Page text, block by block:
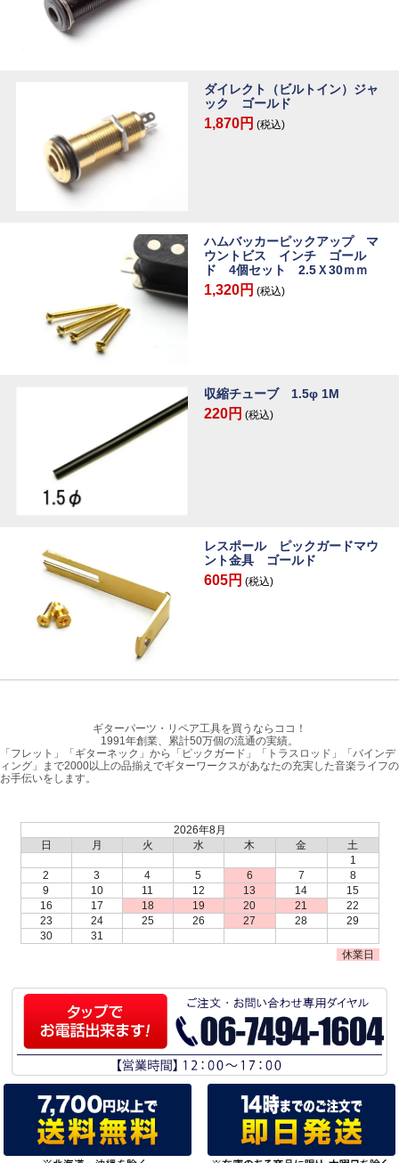
ダイレクト（ビルトイン）ジャ
ック ゴールド
1,870円 (税込)
ハムバッカーピックアップ マ
ウントビス インチ ゴール
ド 4個セット 2.5Ｘ30ｍｍ
1,320円 (税込)
収縮チューブ 1.5φ 1M
220円 (税込)
レスポール ピックガードマウ
ント金具 ゴールド
605円 (税込)
ギターパーツ・リペア工具を買うならココ！
1991年創業、累計50万個の流通の実績。
「フレット」「ギターネック」から「ピックガード」「トラスロッド」「バインデ
ィング」まで2000以上の品揃えでギターワークスがあなたの充実した音楽ライフの
お手伝いをします。
2026年8月
日
月 火 水 木 金
土
1
2
3 4 5 6 7
8
9
10 11 12 13 14
15
16
17 18 19 20 21
22
23
24 25 26 27 28
29
30
31
休業日